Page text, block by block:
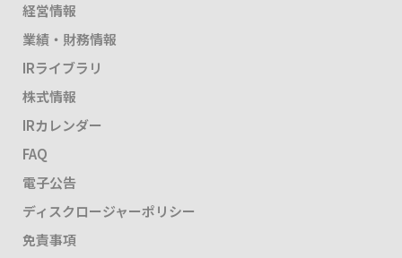
経営情報
業績・財務情報
IRライブラリ
株式情報
IRカレンダー
FAQ
電子公告
ディスクロージャーポリシー
免責事項